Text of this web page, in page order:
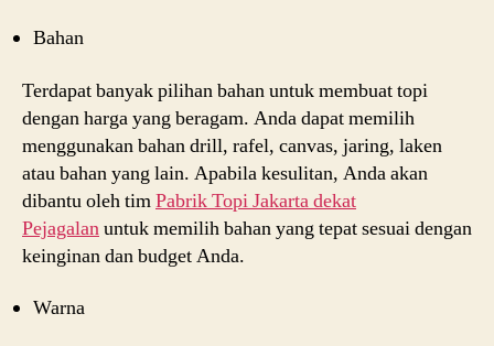
Bahan
Terdapat banyak pilihan bahan untuk membuat topi
dengan harga yang beragam. Anda dapat memilih
menggunakan bahan drill, rafel, canvas, jaring, laken
atau bahan yang lain. Apabila kesulitan, Anda akan
dibantu oleh timPabrik Topi Jakarta dekat
Pejagalanuntuk memilih bahan yang tepat sesuai dengan
keinginan dan budget Anda.
Warna